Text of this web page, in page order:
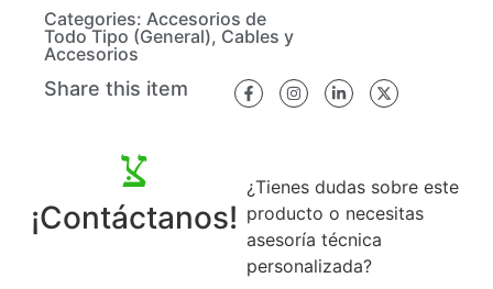
¡Contáctanos!
¿Tienes dudas sobre este
producto o necesitas
asesoría técnica
personalizada?
Categories: Accesorios de
Todo Tipo (General), Cables y
Accesorios
Share this item